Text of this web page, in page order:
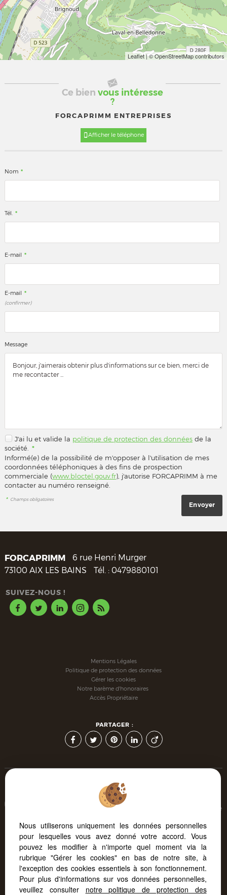
Leaflet| © OpenStreetMap contributors
Ce bien vous intéresse
?
FORCAPRIMM ENTREPRISES
Afficher le téléphone
Nom *
Tél. *
E-mail *
E-mail *
(confirmer)
Message
J'ai lu et valide la politique de protection des donnéesde la
société.
*
Informé(e) de la possibilité de m'opposer à l'utilisation de mes
coordonnées téléphoniques à des fins de prospection
commerciale (www.bloctel.gouv.fr), j'autorise FORCAPRIMM à me
contacter au numéro renseigné.
* Champs obligatoires
FORCAPRIMM
6 rue Henri Murger
73100 AIX LES BAINS Tél. : 0479880101
SUIVEZ-NOUS !
Mentions Légales
Politique de protection des données
Gérer les cookies
Notre barème d'honoraires
Accès Propriétaire
PARTAGER :
Afin de vous offrir un confort de lecture permanent, depuis
votre PC, votre tablette ou votre smartphone, notre site s'adapte
Logiciel transaction
Création site internet immobilier
Référencement site immobilier
Nous utiliserons uniquement les données personnelles
pour lesquelles vous avez donné votre accord. Vous
pouvez les modifier à n'importe quel moment via la
rubrique "Gérer les cookies" en bas de notre site, à
l'exception des cookies essentiels à son fonctionnement.
Pour plus d'informations sur vos données personnelles,
veuillez consulter notre politique de protection des